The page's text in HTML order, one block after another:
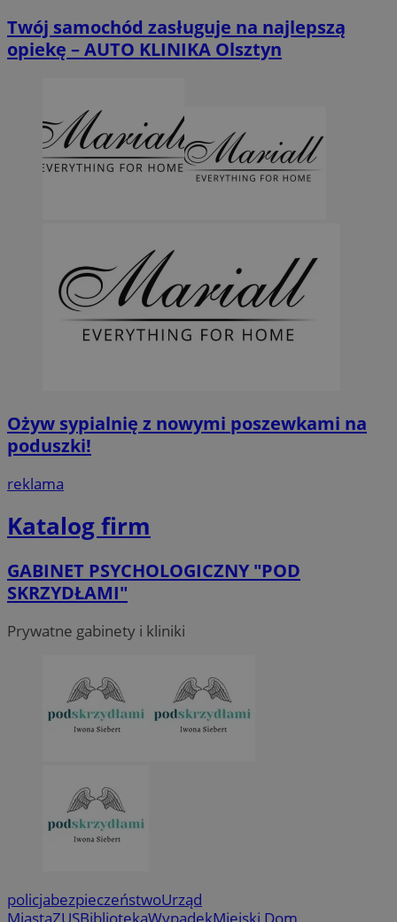
Twój samochód zasługuje na najlepszą
opiekę – AUTO KLINIKA Olsztyn
Ożyw sypialnię z nowymi poszewkami na
poduszki!
reklama
Katalog firm
GABINET PSYCHOLOGICZNY "POD
SKRZYDŁAMI"
Prywatne gabinety i kliniki
policjabezpieczeństwoUrząd